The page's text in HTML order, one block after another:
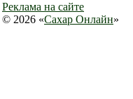
Реклама на сайте
© 2026 «Сахар Онлайн»